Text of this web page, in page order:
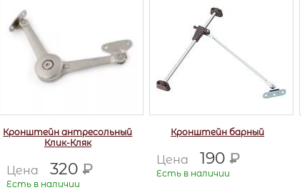
Кронштейн антресольный
Клик-Кляк
Цена 320 Р
Есть в наличии
Кронштейн барный
Цена 190 Р
Есть в наличии